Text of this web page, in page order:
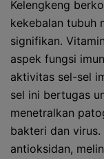
Kelengkeng
kekebalan tubuh
signifikan.
aspek fungsi
aktivitas sel-sel
sel ini bertugas
menetralkan
bakteri dan
antioksidan,